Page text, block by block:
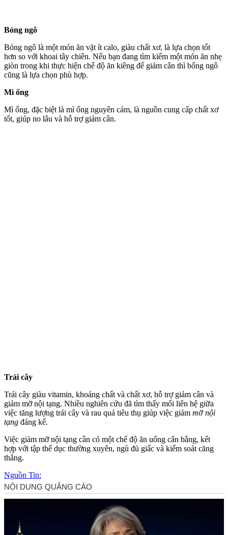
Bỏng ngô
Bỏng ngô là một món ăn vặt ít calo, giàu chất xơ, là lựa chọn tốt
hơn so với khoai tây chiên. Nếu bạn đang tìm kiếm một món ăn nhẹ
giòn trong khi thực hiện chế độ ăn kiêng để giảm cân thì bổng ngô
cũng là lựa chọn phù hợp.
Mì ống
Mì ống, đặc biệt là mì ống nguyên cám, là nguồn cung cấp chất xơ
tốt, giúp no lâu và hỗ trợ giảm cân.
Trái cây
Trái cây giàu vitamin, khoáng chất và chất xơ, hỗ trợ giảm cân và
giảm mỡ nộ‌i tạn‌g. Nhiều nghiên cứu đã tìm thấy mối liên hệ giữa
việc tăng lượng trái cây và rau quả tiêu thụ giúp việc giảm mỡ nộ‌i
tạn‌g đáng kể.
Việc giảm mỡ nộ‌i tạn‌g cần có một chế độ ăn uống cân bằng, kết
hợp với tập thể dục thường xuyên, ngủ đủ giấc và kiểm soát căng
thẳng.
Nguồn Tin: